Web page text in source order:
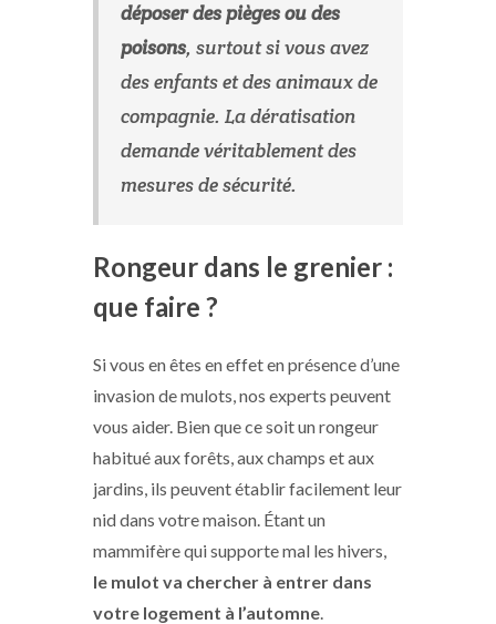
déposer des pièges ou des
poisons, surtout si vous avez
des enfants et des animaux de
compagnie. La dératisation
demande véritablement des
mesures de sécurité.
Rongeur dans le grenier :
que faire ?
Si vous en êtes en effet en présence d’une
invasion de mulots, nos experts peuvent
vous aider. Bien que ce soit un rongeur
habitué aux forêts, aux champs et aux
jardins, ils peuvent établir facilement leur
nid dans votre maison. Étant un
mammifère qui supporte mal les hivers,
le mulot va chercher à entrer dans
votre logement à l’automne.